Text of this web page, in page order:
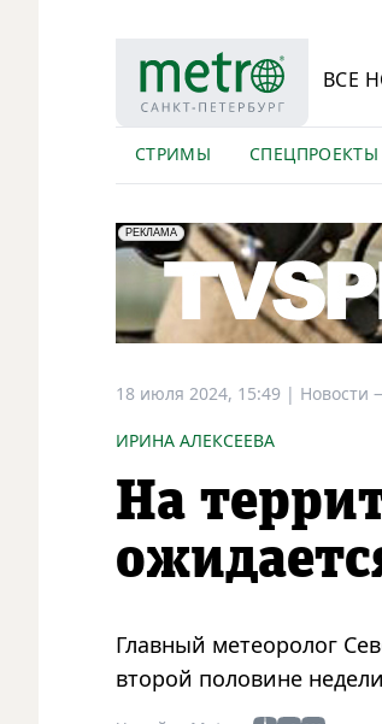
ВСЕ
СТРИМЫ СПЕЦПРОЕКТЫ
erid: LdtCK5Efv
РЕКЛАМА
АО "ГАТР", ИНН: 7841320717
18 июля 2024, 15:49 | Новости
ИРИНА АЛЕКСЕЕВА
На
Главный метеоролог
второй половине